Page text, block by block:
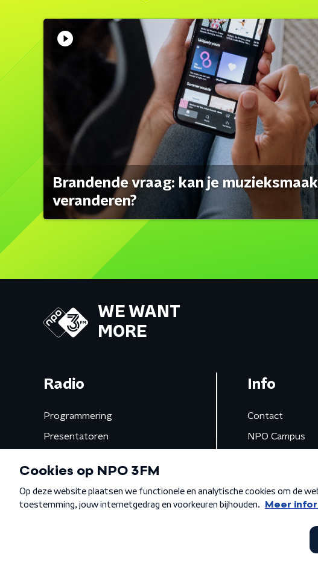
Brandende vraag: kan je muzieksmaak
veranderen?
WE WANT
MORE
Radio
Programmering
Presentatoren
Gemist
Info
Contact
NPO Campus
Algemene voorwaarden Privacybeleid